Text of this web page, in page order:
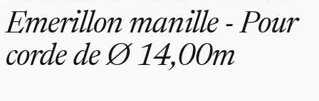
Emerillon manille - Pour
corde de Ø 14,00m